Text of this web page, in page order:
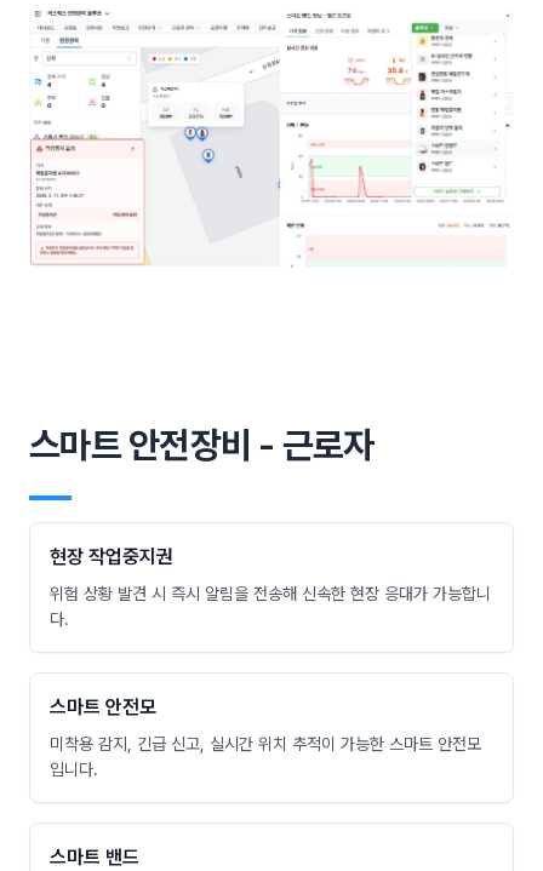
스마트 안전장비 - 근로자
―
현장 작업중지권
위험 상황 발견 시 즉시 알림을 전송해 신속한 현장 응대가 가능합니
다.
스마트 안전모
미착용 감지, 긴급 신고, 실시간 위치 추적이 가능한 스마트 안전모
입니다.
스마트 밴드